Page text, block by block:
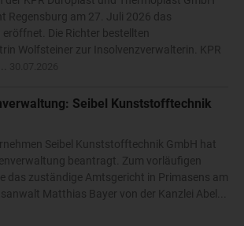
Regensburg am 27. Juli 2026 das
Die Richter bestellten
Wolfsteiner zur Insolvenzverwalterin. KPR
Seibel Kunststofftechnik
Seibel Kunststofftechnik GmbH hat
beantragt. Zum vorläufigen
das zuständige Amtsgericht in Primasens am
Matthias Bayer von der Kanzlei Abel...